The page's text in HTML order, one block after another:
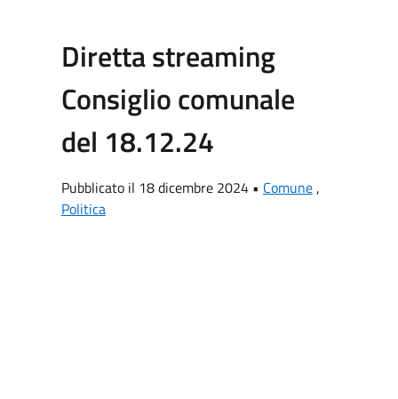
Diretta streaming
Consiglio comunale
del 18.12.24
Pubblicato il 18 dicembre 2024 • Comune,
Politica